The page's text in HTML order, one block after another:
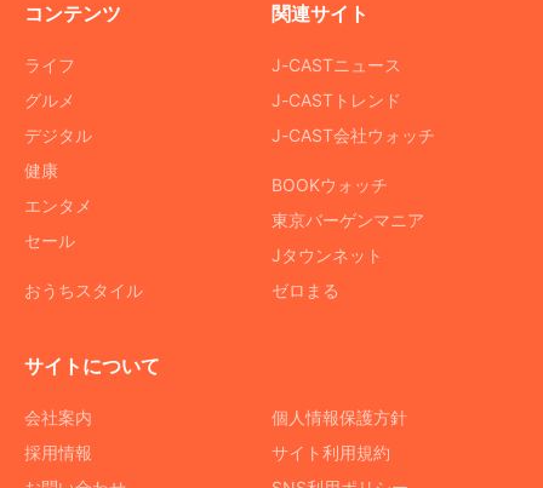
コンテンツ
ライフ
グルメ
デジタル
健康
エンタメ
セール
おうちスタイル
関連サイト
J-CASTニュース
J-CASTトレンド
J-CAST会社ウォッチ
BOOKウォッチ
東京バーゲンマニア
Jタウンネット
ゼロまる
サイトについて
会社案内
採用情報
個人情報保護方針
サイト利用規約